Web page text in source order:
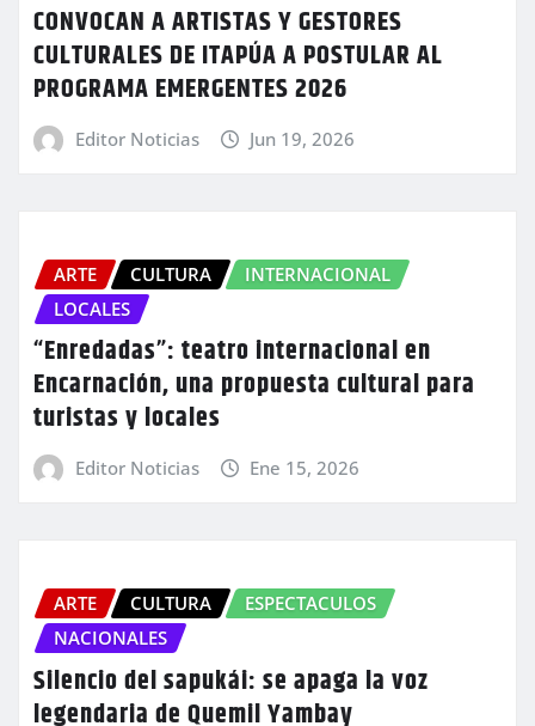
CONVOCAN A ARTISTAS Y GESTORES
CULTURALES DE ITAPÚA A POSTULAR AL
PROGRAMA EMERGENTES 2026
Editor Noticias Jun 19, 2026
ARTE CULTURA
INTERNACIONAL
LOCALES
“Enredadas”: teatro internacional en
Encarnación, una propuesta cultural para
turistas y locales
Editor Noticias Ene 15, 2026
ARTE CULTURA
ESPECTACULOS
NACIONALES
Silencio del sapukái: se apaga la voz
legendaria de Quemil Yambay